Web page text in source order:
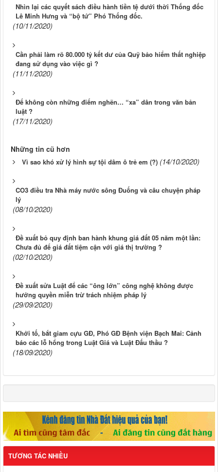
Nhìn lại các quyết sách điều hành tiền tệ dưới thời Thống đốc
Lê Minh Hưng và “bộ tứ” Phó Thống đốc.
(10/11/2020)
Cần phải làm rõ 80.000 tỷ kết dư của Quỹ bảo hiểm thất nghiệp
đang sử dụng vào việc gì ?
(11/11/2020)
Để không còn những điểm nghẽn… “xa” dân trong văn bản
luật ?
(17/11/2020)
Những tin cũ hơn
Vì sao khó xử lý hình sự tội dâm ô trẻ em (?) (14/10/2020)
CO3 điều tra Nhà máy nước sông Đuống và câu chuyện pháp
lý
(08/10/2020)
Đề xuất bỏ quy định ban hành khung giá đất 05 năm một lần:
Chưa đủ để giá đất tiệm cận với giá thị trường ?
(02/10/2020)
Đề xuất sửa Luật để các “ông lớn” công nghệ không được
hưởng quyền miễn trừ trách nhiệm pháp lý
(29/09/2020)
Khởi tố, bắt giam cựu GĐ, Phó GĐ Bệnh viện Bạch Mai: Cảnh
báo các lỗ hổng trong Luật Giá và Luật Đấu thầu ?
(18/09/2020)
TƯƠNG TÁC NHIỀU